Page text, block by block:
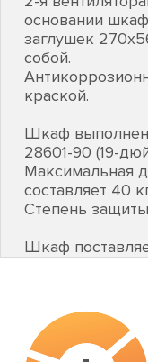
основании
заглушек
собой.
краской.
Шкаф выполнен
28601-90 (19-
Максимальная
составляет 40
Степень
Шкаф